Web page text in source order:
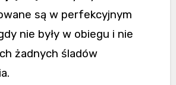
są w perfekcyjnym
nie były w obiegu i nie
żadnych śladów